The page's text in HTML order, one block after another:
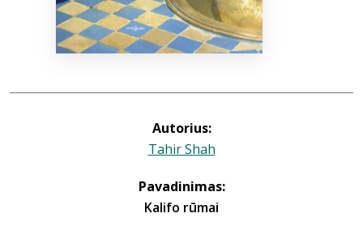
Autorius:
Tahir Shah
Pavadinimas:
Kalifo rūmai